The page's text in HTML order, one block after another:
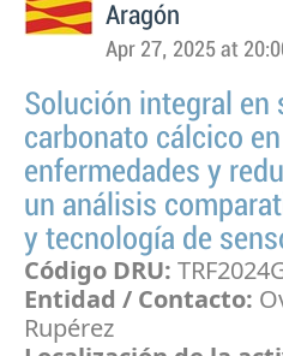
Aragón
Apr 27, 2025 at
Solución integral en
carbonato cálcico
enfermedades y
un análisis
y tecnología de
Código DRU:
Entidad / Contacto:
Rupérez